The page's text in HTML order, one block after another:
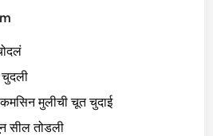
मुलीची चूत चुदाई
सील तोडली